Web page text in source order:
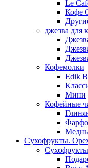
Le
Кофе
джезва для
Кофемолки
Edik
Мини
Кофейные
Сухофрукты.
Сухофрукты